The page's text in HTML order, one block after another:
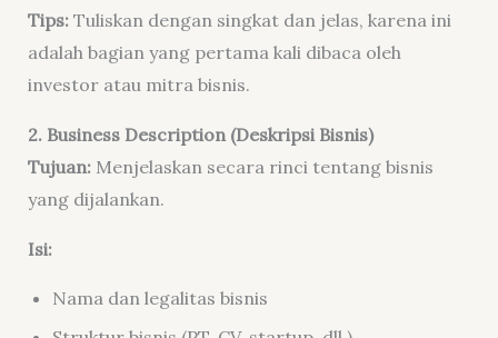
Tips:Tuliskan dengan singkat dan jelas, karena ini
adalah bagian yang pertama kali dibaca oleh
investor atau mitra bisnis.
2. Business Description (Deskripsi Bisnis)
Tujuan:Menjelaskan secara rinci tentang bisnis
yang dijalankan.
Isi:
Nama dan legalitas bisnis